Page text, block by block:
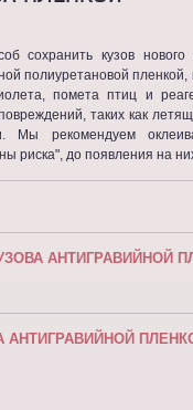
сохранить кузов
полиуретановой
помета птиц и
таких как
Мы рекомендуем
риска", до появления на
АНТИГРАВИЙНОЙ
АНТИГРАВИЙНОЙ